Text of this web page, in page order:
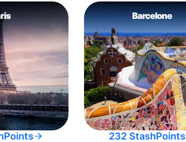
Barcelone
232 StashPoints